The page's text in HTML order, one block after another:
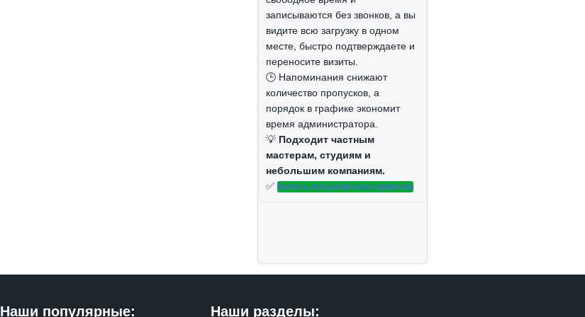
записываются без звонков, а вы
видите всю загрузку в одном
месте, быстро подтверждаете и
переносите визиты.
🕒 Напоминания снижают
количество пропусков, а
порядок в графике экономит
время администратора.
💡 Подходит частным
мастерам, студиям и
небольшим компаниям.
✅ Начать пользоваться сервисом
Наши популярные: Наши разделы: